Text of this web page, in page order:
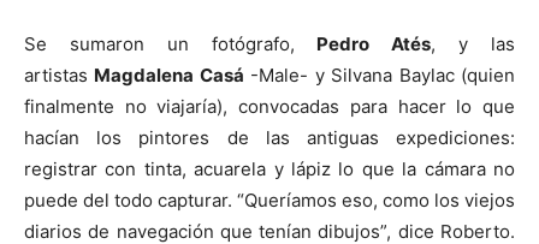
Se sumaron un fotógrafo, Pedro Atés, y las
artistas Magdalena Casá -Male- y Silvana Baylac (quien
finalmente no viajaría), convocadas para hacer lo que
hacían los pintores de las antiguas expediciones:
registrar con tinta, acuarela y lápiz lo que la cámara no
puede del todo capturar. “Queríamos eso, como los viejos
diarios de navegación que tenían dibujos”, dice Roberto.